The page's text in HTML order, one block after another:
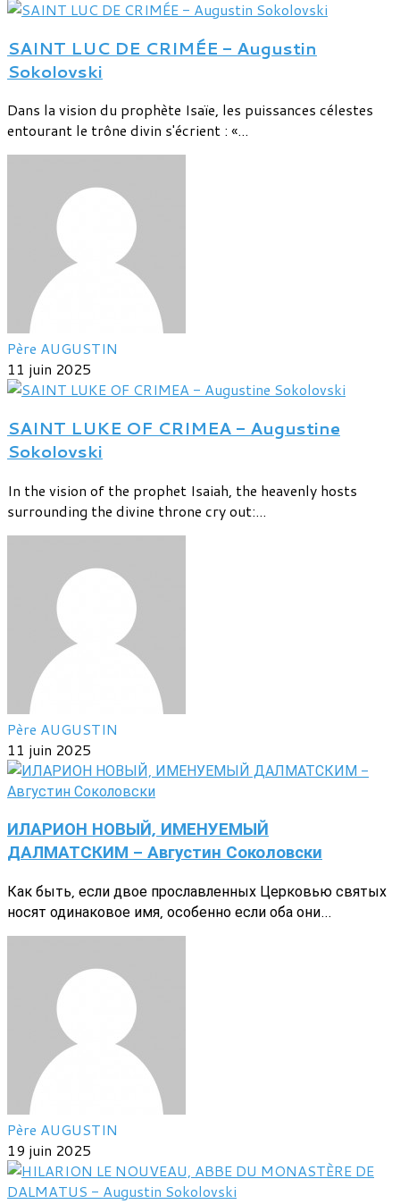
SAINT LUC DE CRIMÉE - Augustin
Sokolovski
Dans la vision du prophète Isaïe, les puissances célestes
entourant le trône divin s'écrient : «...
Père AUGUSTIN
11 juin 2025
SAINT LUKE OF CRIMEA - Augustine
Sokolovski
In the vision of the prophet Isaiah, the heavenly hosts
surrounding the divine throne cry out:...
Père AUGUSTIN
11 juin 2025
ИЛАРИОН НОВЫЙ, ИМЕНУЕМЫЙ
ДАЛМАТСКИМ - Августин Соколовски
Как быть, если двое прославленных Церковью святых
носят одинаковое имя, особенно если оба они...
Père AUGUSTIN
19 juin 2025